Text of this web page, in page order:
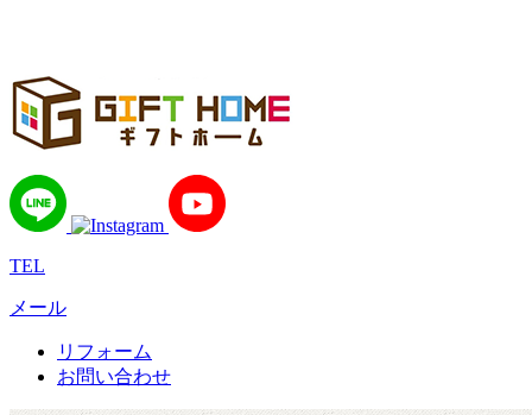
TEL
メール
リフォーム
お問い合わせ